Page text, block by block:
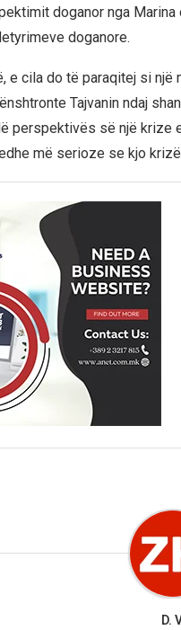
doganor nga
doganore.
e cila do të paraqitej si
Tajvanin ndaj
perspektivës së një
më serioze se kjo
D.